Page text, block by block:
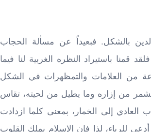
بالشكل. فبعيداً عن مسألة الحجاب
قمنا باستيراد النظره الغربية لنا فيما
من العلامات والتمظهرات في الشكل
من إزاره وما يطيل من لحيته، تقاس
العادي إلى الخمار، بمعنى كلما ازدادت
للرياء، لذا فإن الإسلام يملك القلوب